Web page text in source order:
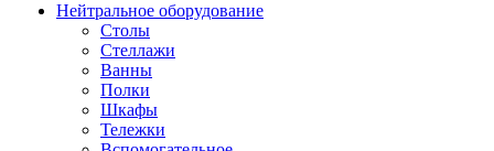
Нейтральное оборудование
Столы
Стеллажи
Ванны
Полки
Шкафы
Тележки